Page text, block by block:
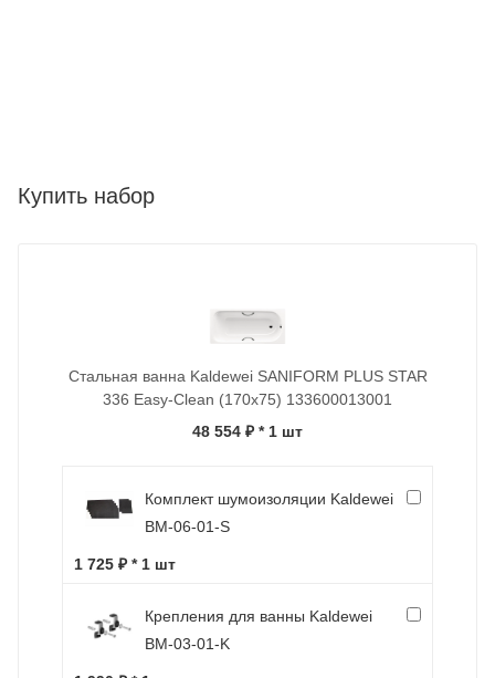
Купить набор
Стальная ванна Kaldewei SANIFORM PLUS STAR
336 Easy-Clean (170x75) 133600013001
48 554 ₽ * 1 шт
Комплект шумоизоляции Kaldewei
BM-06-01-S
1 725 ₽ * 1 шт
Крепления для ванны Kaldewei
BM-03-01-K